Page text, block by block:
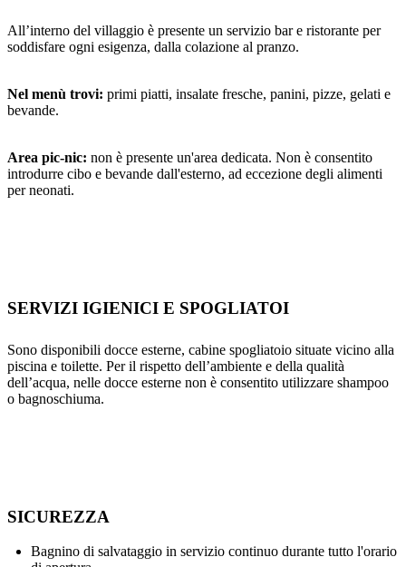
All’interno del villaggio è presente un servizio bar e ristorante per
soddisfare ogni esigenza, dalla colazione al pranzo.
Nel menù trovi: primi piatti, insalate fresche, panini, pizze, gelati e
bevande.
Area pic-nic: non è presente un'area dedicata. Non è consentito
introdurre cibo e bevande dall'esterno, ad eccezione degli alimenti
per neonati.
SERVIZI IGIENICI E SPOGLIATOI
Sono disponibili docce esterne, cabine spogliatoio situate vicino alla
piscina e toilette. Per il rispetto dell’ambiente e della qualità
dell’acqua, nelle docce esterne non è consentito utilizzare shampoo
o bagnoschiuma.
SICUREZZA
Bagnino di salvataggio in servizio continuo durante tutto l'orario